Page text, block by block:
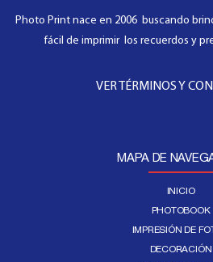
Photo Print nace en 2006 buscando
fácil de imprimir los recuerdos y
VER TÉRMINOS Y
MAPA DE
INICIO
PHOTOBOOK
IMPRESIÓN DE
DECORACIÓN